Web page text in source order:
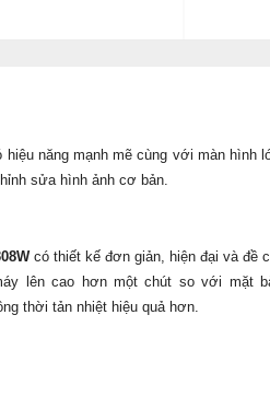
hiệu năng mạnh mẽ cùng với màn hình
sửa hình ảnh cơ bản.
có thiết kế đơn giản, hiện đại và đề
lên cao hơn một chút so với mặt
thời tản nhiệt hiệu quả hơn.